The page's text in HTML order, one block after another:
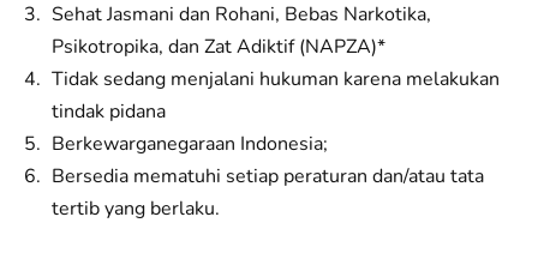
Sehat Jasmani dan Rohani, Bebas Narkotika,
Psikotropika, dan Zat Adiktif (NAPZA)*
Tidak sedang menjalani hukuman karena melakukan
tindak pidana
Berkewarganegaraan Indonesia;
Bersedia mematuhi setiap peraturan dan/atau tata
tertib yang berlaku.